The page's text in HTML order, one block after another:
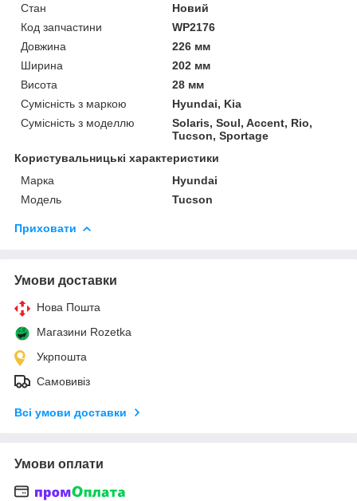
Стан
Новий
Код запчастини
WP2176
Довжина
226 мм
Ширина
202 мм
Висота
28 мм
Сумісність з маркою
Hyundai, Kia
Сумісність з моделлю
Solaris, Soul, Accent, Rio,
Tucson, Sportage
Користувальницькі характеристики
Марка
Hyundai
Модель
Tucson
Приховати
Умови доставки
Нова Пошта
Магазини Rozetka
Укрпошта
Самовивіз
Всі умови доставки
Умови оплати